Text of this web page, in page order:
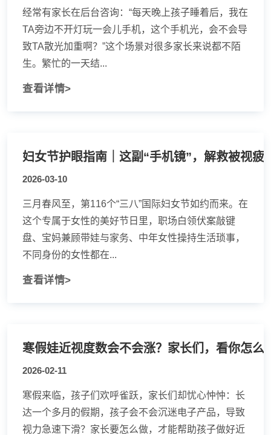
经常有家长在后台咨询：“每天晚上孩子睡着后，我在
TA旁边不开灯玩一会儿手机，这个手机光，会不会导
致TA散光加重啊？”这个场景对很多家长来说都不陌
生。繁忙的一天结...
查看详情>
妇女节护眼指南｜这副“手机镜”，解救被视疲
2026-03-10
三月春风至，第116个“三八”国际妇女节如约而来。在
这个专属于女性的美好节日里，职场白领伏案敲键
盘、宝妈兼顾带娃与家务、中年女性操持生活琐事，
不同身份的女性都在...
查看详情>
寒假娃近视度数会不会涨？家长们，看你怎么
2026-02-11
寒假来临，孩子们欢呼雀跃，家长们却忧心忡忡：长
达一个多月的假期，孩子会不会沉迷电子产品，导致
视力急速下滑？家长要怎么做，才能帮助孩子做好近